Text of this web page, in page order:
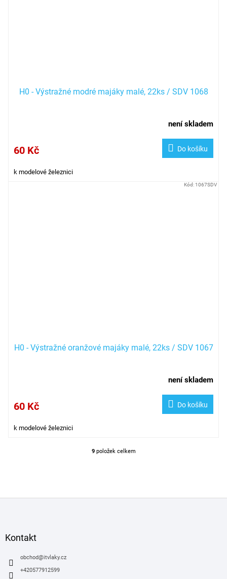
H0 - Výstražné modré majáky malé, 22ks / SDV 1068
není skladem
60 Kč Do košíku
k modelové železnici
H0 - Výstražné oranžové majáky malé, 22ks / SDV 1067
není skladem
60 Kč Do košíku
k modelové železnici
Kód: 1067SDV
O
9položek celkem
Kontakt
obchod@itvlaky.cz
+420577912599